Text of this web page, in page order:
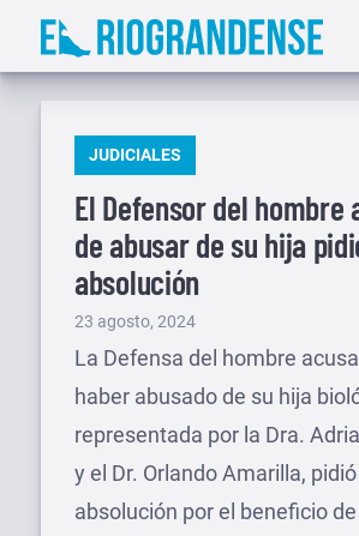
Saltar
PUBLICADO
JUDICIALES
El Defensor del hombre
de abusar de su hija
absolución
Publicado
el
23 agosto, 2024
La Defensa del hombre
haber abusado de su hija
representada por la Dra.
y el Dr. Orlando Amarilla,
absolución por el beneficio